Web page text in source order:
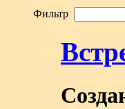
Фильтр